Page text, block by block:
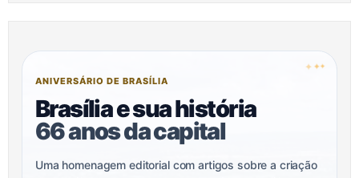
✦ ✦✦
ANIVERSÁRIO DE BRASÍLIA
Brasília e sua história
66 anos da capital
Uma homenagem editorial com artigos sobre a criação